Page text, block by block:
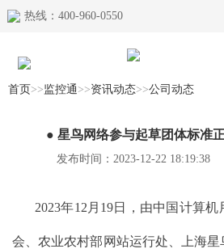
热线：400-960-0550
首页
产品
首页>>监控通 >>资讯动态>>公司动态
● 星鸟网络参与起草团体标准
发布时间：2023-12-22
2023年12月19日，由中国计算
会、农业农村部网站运行处、上海